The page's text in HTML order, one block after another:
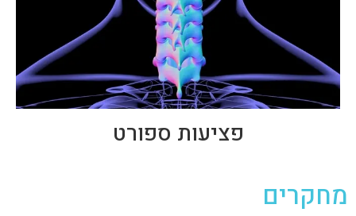
פציעות ספורט
מחקרים